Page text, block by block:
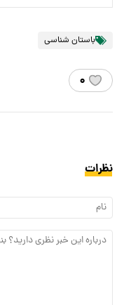
باستان شناسی
۰
نظرات